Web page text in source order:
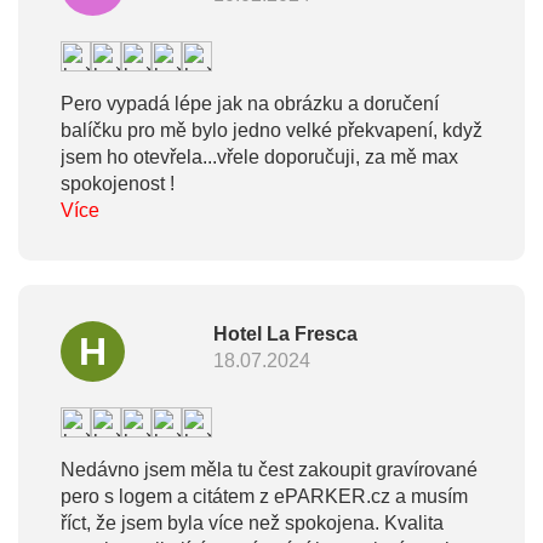
Pero vypadá lépe jak na obrázku a doručení
balíčku pro mě bylo jedno velké překvapení, když
jsem ho otevřela...vřele doporučuji, za mě max
spokojenost !
Více
H
Hotel La Fresca
18.07.2024
Nedávno jsem měla tu čest zakoupit gravírované
pero s logem a citátem z ePARKER.cz a musím
říct, že jsem byla více než spokojena. Kvalita